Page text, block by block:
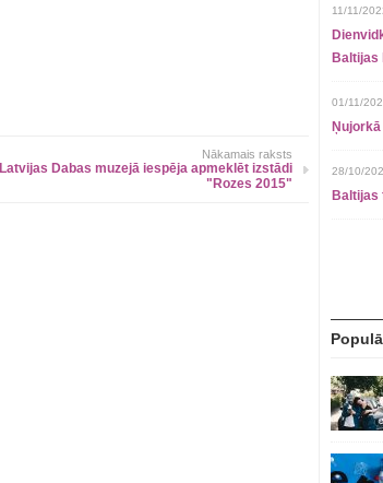
Nākamais raksts
Latvijas Dabas muzejā iespēja apmeklēt izstādi
"Rozes 2015"
11/11/
Baltijas
01/11/
28/10/
Baltijas